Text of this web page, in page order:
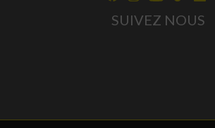
SUIVEZ NOUS